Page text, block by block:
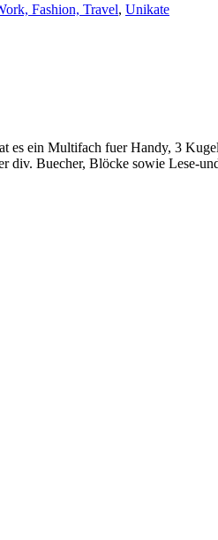
Fashion, Travel, Unikate
es ein Multifach fuer Handy, 3
div. Buecher, Blöcke sowie Lese-